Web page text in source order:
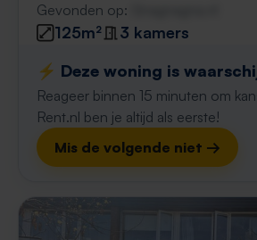
Gevonden op:
125m²
3 kamers
⚡️ Deze woning is
Reageer binnen 15 minuten om
Rent.nl ben je altijd als eerste!
Mis de volgende niet →